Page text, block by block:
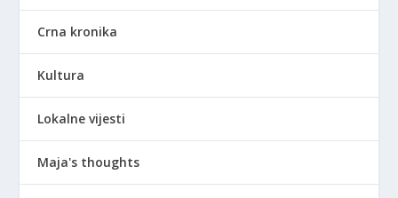
Crna kronika
Kultura
Lokalne vijesti
Maja's thoughts